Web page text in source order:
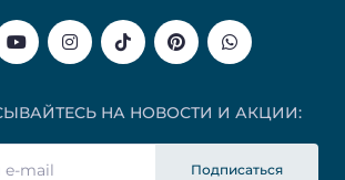
НА НОВОСТИ И АКЦИИ:
Подписаться